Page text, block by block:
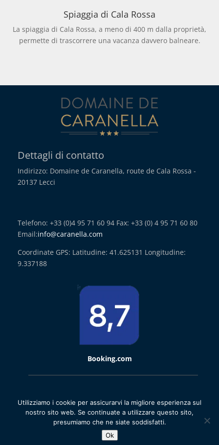
Spiaggia di Cala Rossa
La spiaggia di Cala Rossa, a meno di 400 m dalla proprietà,
permette di trascorrere una vacanza davvero balneare.
Dettagli di contatto
Indirizzo: Domaine de Caranella, route de Cala Rossa -
20137 Lecci
Telefono: +33 (0)4 95 71 60 94 Fax: +33 (0) 4 95 71 60 80
Email:info@caranella.com
Coordinate GPS: Latitudine: 41.625131 Longitudine:
9.337188
Booking.com
Mappa del sito
Utilizziamo i cookie per assicurarvi la migliore esperienza sul
nostro sito web. Se continuate a utilizzare questo sito,
presumiamo che ne siate soddisfatti.
Ok